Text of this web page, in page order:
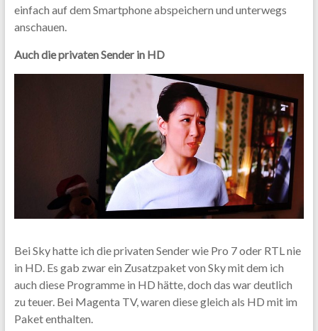
einfach auf dem Smartphone abspeichern und unterwegs
anschauen.
Auch die privaten Sender in HD
Bei Sky hatte ich die privaten Sender wie Pro 7 oder RTL nie
in HD. Es gab zwar ein Zusatzpaket von Sky mit dem ich
auch diese Programme in HD hätte, doch das war deutlich
zu teuer. Bei Magenta TV, waren diese gleich als HD mit im
Paket enthalten.